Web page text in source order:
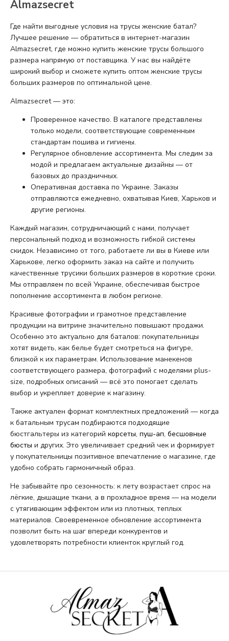
Almazsecret
Где найти выгодные условия на трусы женские батал?
Лучшее решение — обратиться в интернет-магазин
Almazsecret, где можно купить женские трусы большого
размера напрямую от поставщика. У нас вы найдёте
широкий выбор и сможете купить оптом женские трусы
больших размеров по оптимальной цене.
Almazsecret — это:
Проверенное качество. В каталоге представлены
только модели, соответствующие современным
стандартам пошива и гигиены.
Регулярное обновление ассортимента. Мы следим за
модой и предлагаем актуальные дизайны — от
базовых до праздничных.
Оперативная доставка по Украине. Заказы
отправляются ежедневно, охватывая Киев, Харьков и
другие регионы.
Каждый магазин, сотрудничающий с нами, получает
персональный подход и возможность гибкой системы
скидок. Независимо от того, работаете ли вы в Киеве или
Харькове, легко оформить заказ на сайте и получить
качественные трусики больших размеров в короткие сроки.
Мы отправляем по всей Украине, обеспечивая быстрое
пополнение ассортимента в любом регионе.
Красивые фотографии и грамотное представление
продукции на витрине значительно повышают продажи.
Особенно это актуально для баталов: покупательницы
хотят видеть, как белье будет смотреться на фигуре,
близкой к их параметрам. Использование манекенов
соответствующего размера, фотографий с моделями plus-
size, подробных описаний — всё это помогает сделать
выбор и укрепляет доверие к магазину.
Также актуален формат комплектных предложений — когда
к батальным трусам подбираются подходящие
бюстгальтеры из категорий корсеты, пуш-ап, бесшовные
бюсты и других. Это увеличивает средний чек и формирует
у покупательницы позитивное впечатление о магазине, где
удобно собрать гармоничный образ.
Не забывайте про сезонность: к лету возрастает спрос на
лёгкие, дышащие ткани, а в прохладное время — на модели
с утягивающим эффектом или из плотных, теплых
материалов. Своевременное обновление ассортимента
позволит быть на шаг впереди конкурентов и
удовлетворять потребности клиенток круглый год.